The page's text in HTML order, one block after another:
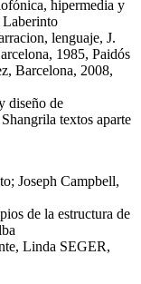
hipermedia y
lenguaje, J.
1985, Paidós
Barcelona, 2008,
diseño de
textos aparte
Joseph Campbell,
de la estructura de
Linda SEGER,